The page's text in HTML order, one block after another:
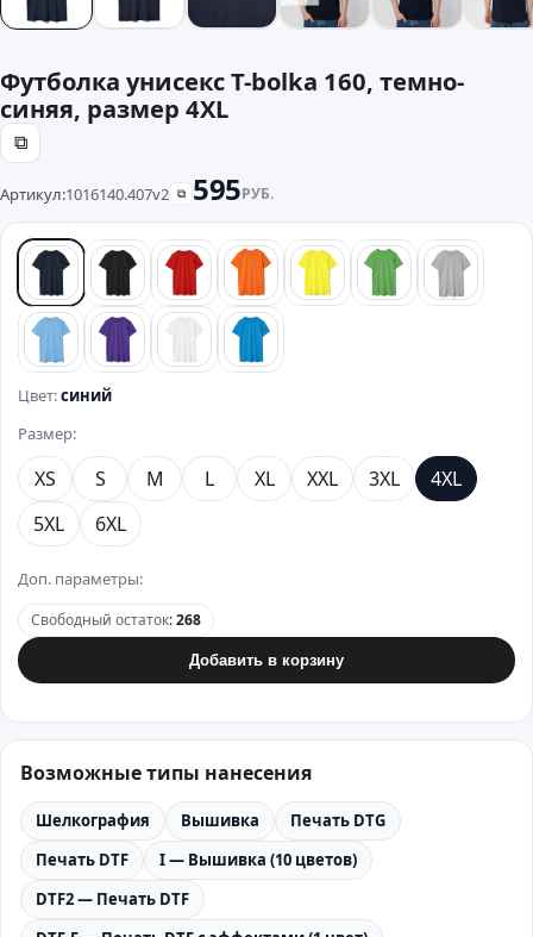
Футболка унисекс T-bolka 160, темно-
синяя, размер 4XL
⧉
Артикул:1016140.407v2 ⧉ 595РУБ.
синий черныйкрасныйоранжевыйжелтыйзеленыйсерый
голубойфиолетовый
белый бирюзовый
Цвет:синий
Размер:
XS S M L XL XXL 3XL
4XL
5XL
6XL
Доп. параметры:
Свободный остаток:268
Добавить в корзину
Возможные типы нанесения
Шелкография Вышивка
Печать DTG
Печать DTF
I — Вышивка (10 цветов)
DTF2 — Печать DTF